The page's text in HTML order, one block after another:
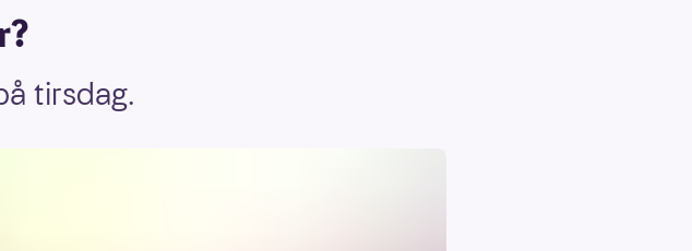
tirsdag.